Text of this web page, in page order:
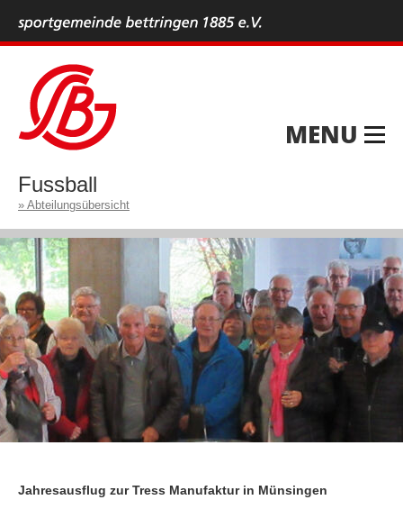
MENU
Fussball
Abteilungsübersicht
Jahresausflug zur Tress Manufaktur in Münsingen